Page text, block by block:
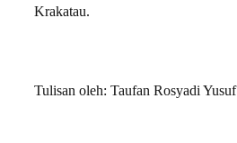
Krakatau.
Tulisan oleh: Taufan Rosyadi Yusuf